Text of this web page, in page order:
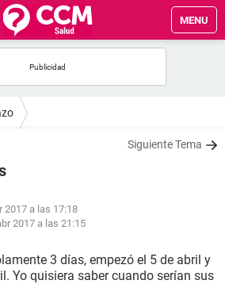
MENU
Siguiente Tema
2017 a las 17:18
2017 a las 21:15
3 días, empezó el 5 de abril y
Yo quisiera saber cuando serían sus